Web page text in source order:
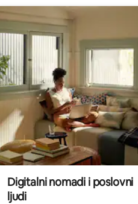
Digitalni nomadi i poslovni
ljudi